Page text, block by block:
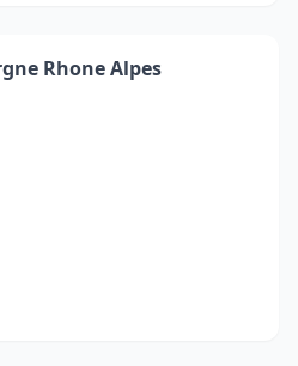
Rhone Alpes